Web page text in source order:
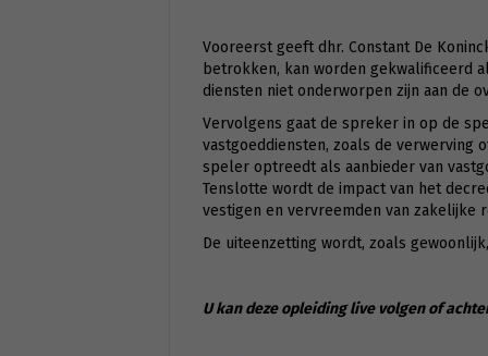
Vooreerst geeft dhr. Constant De
betrokken, kan worden gekwalificeerd
diensten niet onderworpen zijn aan de
Vervolgens gaat de spreker in op de
vastgoeddiensten, zoals de verwerving
speler optreedt als aanbieder van
Tenslotte wordt de impact van het
vestigen en vervreemden van zakelijke
De uiteenzetting wordt, zoals
U kan deze opleiding live volgen of